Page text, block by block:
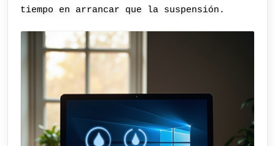
tiempo en arrancar que la suspensión.